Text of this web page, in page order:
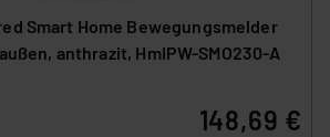
Smart Home Bewegungsmelder
anthrazit, HmIPW-SMO230-A
148,69 €